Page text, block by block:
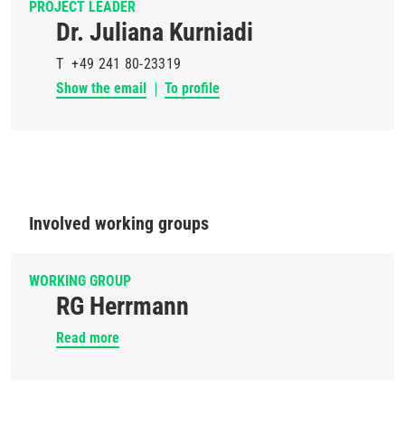
PROJECT LEADER
Dr. Juliana Kurniadi
T +49 241 80-23319
Show the email
To profile
Involved working groups
WORKING GROUP
RG Herrmann
Read more